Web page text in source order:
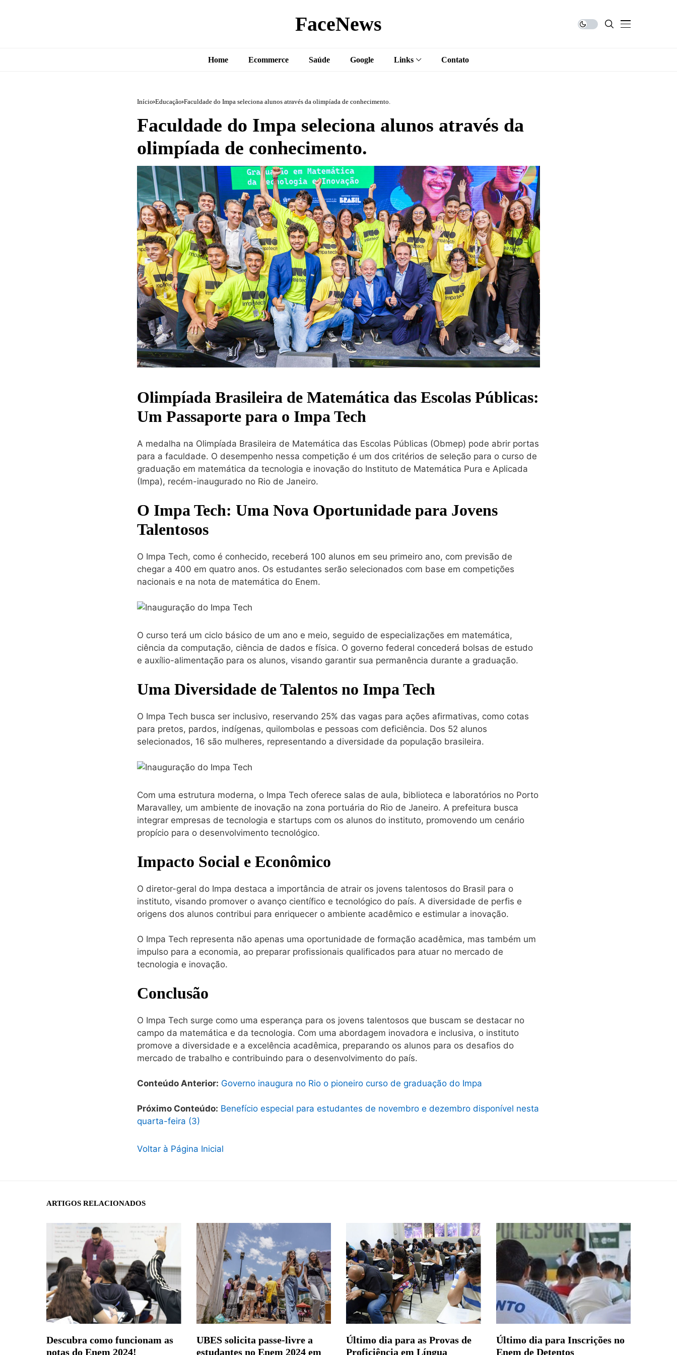
FaceNews
Home Ecommerce Saúde Google Links Contato
Início Educação Faculdade do Impa seleciona alunos através da olimpíada de conhecimento.
Faculdade do Impa seleciona alunos através da
olimpíada de conhecimento.
Olimpíada Brasileira de Matemática das Escolas Públicas:
Um Passaporte para o Impa Tech
A medalha na Olimpíada Brasileira de Matemática das Escolas Públicas (Obmep) pode abrir portas
para a faculdade. O desempenho nessa competição é um dos critérios de seleção para o curso de
graduação em matemática da tecnologia e inovação do Instituto de Matemática Pura e Aplicada
(Impa), recém-inaugurado no Rio de Janeiro.
O Impa Tech: Uma Nova Oportunidade para Jovens
Talentosos
O Impa Tech, como é conhecido, receberá 100 alunos em seu primeiro ano, com previsão de
chegar a 400 em quatro anos. Os estudantes serão selecionados com base em competições
nacionais e na nota de matemática do Enem.
O curso terá um ciclo básico de um ano e meio, seguido de especializações em matemática,
ciência da computação, ciência de dados e física. O governo federal concederá bolsas de estudo
e auxílio-alimentação para os alunos, visando garantir sua permanência durante a graduação.
Uma Diversidade de Talentos no Impa Tech
O Impa Tech busca ser inclusivo, reservando 25% das vagas para ações afirmativas, como cotas
para pretos, pardos, indígenas, quilombolas e pessoas com deficiência. Dos 52 alunos
selecionados, 16 são mulheres, representando a diversidade da população brasileira.
Com uma estrutura moderna, o Impa Tech oferece salas de aula, biblioteca e laboratórios no Porto
Maravalley, um ambiente de inovação na zona portuária do Rio de Janeiro. A prefeitura busca
integrar empresas de tecnologia e startups com os alunos do instituto, promovendo um cenário
propício para o desenvolvimento tecnológico.
Impacto Social e Econômico
O diretor-geral do Impa destaca a importância de atrair os jovens talentosos do Brasil para o
instituto, visando promover o avanço científico e tecnológico do país. A diversidade de perfis e
origens dos alunos contribui para enriquecer o ambiente acadêmico e estimular a inovação.
O Impa Tech representa não apenas uma oportunidade de formação acadêmica, mas também um
impulso para a economia, ao preparar profissionais qualificados para atuar no mercado de
tecnologia e inovação.
Conclusão
O Impa Tech surge como uma esperança para os jovens talentosos que buscam se destacar no
campo da matemática e da tecnologia. Com uma abordagem inovadora e inclusiva, o instituto
promove a diversidade e a excelência acadêmica, preparando os alunos para os desafios do
mercado de trabalho e contribuindo para o desenvolvimento do país.
Conteúdo Anterior: Governo inaugura no Rio o pioneiro curso de graduação do Impa
Próximo Conteúdo: Benefício especial para estudantes de novembro e dezembro disponível nesta
quarta-feira (3)
Voltar à Página Inicial
ARTIGOS RELACIONADOS
Descubra como funcionam as
notas do Enem 2024!
UBES solicita passe-livre a
estudantes no Enem 2024 em
Último dia para as Provas de
Proficiência em Língua
Último dia para Inscrições no
Enem de Detentos